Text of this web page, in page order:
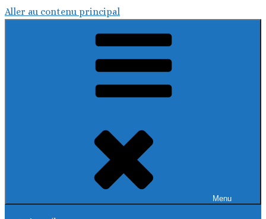
Aller au contenu principal
Menu